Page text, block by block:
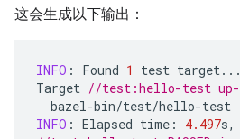
这会生成以下输出：
INFO : Found 1 test target...
Target //test:hello-test up-
bazel-bin/test/hello-test
INFO : Elapsed time : 4.497s,